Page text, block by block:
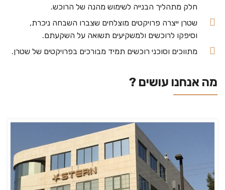
חלק מתהליך הבנייה לשימוש מהנה של הרוכש.
שטרן ייצרה פרויקטים מוצלחים שצברו השבחה ניכרת,
וסיפקו לרוכשים ולמשקיעים תשואה על השקעתם.
מתווכים וסוכני רוכשים תמיד מבורכים בפרויקטים של שטרן.
מה אנחנו עושים ?